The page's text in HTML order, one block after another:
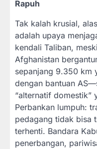
Rapuh
Tak kalah krusial,
adalah upaya
kendali Taliban,
Afghanistan
sepanjang 9.350 km
dengan bantuan
“alternatif domestik”
Perbankan lumpuh:
pedagang tidak bisa
terhenti. Bandara
penerbangan,